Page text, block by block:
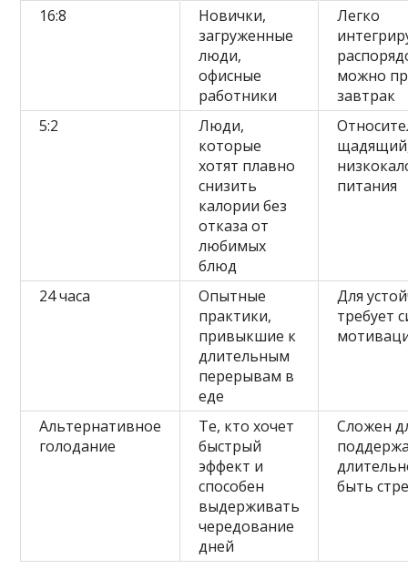
16:8
Новички,
загруженные
люди,
офисные
работники
Легко
можно
завтрак
5:2
Люди,
которые
хотят плавно
снизить
калории без
отказа от
любимых
блюд
питания
24 часа
Опытные
практики,
привыкшие к
длительным
перерывам в
еде
Для
требует
Альтернативное
голодание
Те, кто хочет
быстрый
эффект и
способен
выдерживать
чередование
дней
Сложен
быть